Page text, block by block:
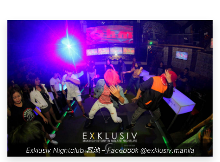
Exklusiv Nightclub 舞池 – Facebook @exklusiv.manila